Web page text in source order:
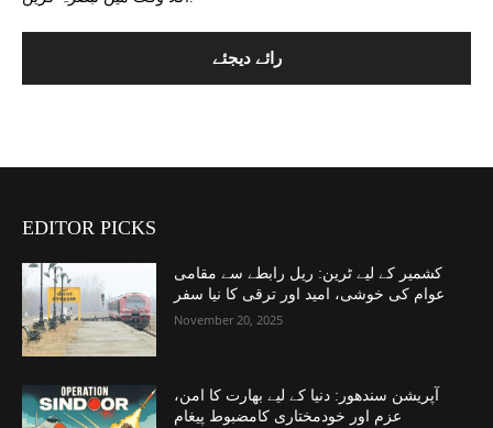
EDITOR PICKS
کشمیر کے لیے ٹرین: ریل رابطے سے مقامی
عوام کی خوشی، امید اور ترقی کا نیا سفر
November 20, 2025
آپریشن سندھور: دنیا کے لیے بھارت کا امن،
عزم اور خودمختاری کامضبوط پیغام